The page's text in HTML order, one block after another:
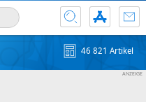
46 821 Artikel